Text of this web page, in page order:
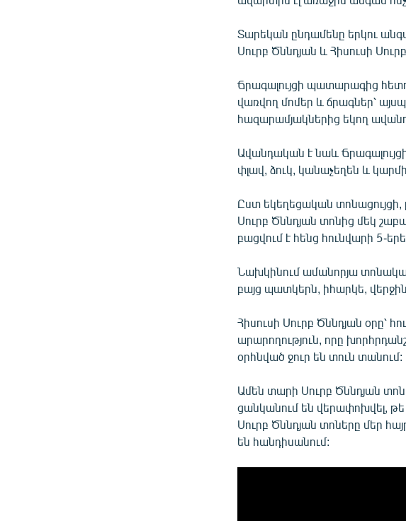
Տարեկան ընդամենը երկու
Սուրբ Ծննդյան և Հիսուսի
Ճրագալույցի պատարագից հետո
վառվող մոմեր և ճրագներ՝
հազարամյակներից եկող
Ավանդական է նաև
փլավ, ձուկ, կանաչեղեն և
Ըստ եկեղեցական
Սուրբ Ծննդյան տոնից մեկ
բացվում է հենց հունվարի 5-
Նախկինում ամանորյա
բայց պատկերն, իհարկե,
Հիսուսի Սուրբ Ծննդյան օրը՝
արարողություն, որը
օրհնված ջուր են տուն տանում:
Ամեն տարի Սուրբ Ծննդյան
ցանկանում են վերափոխվել,
Սուրբ Ծննդյան տոները մեր
են հանդիսանում: